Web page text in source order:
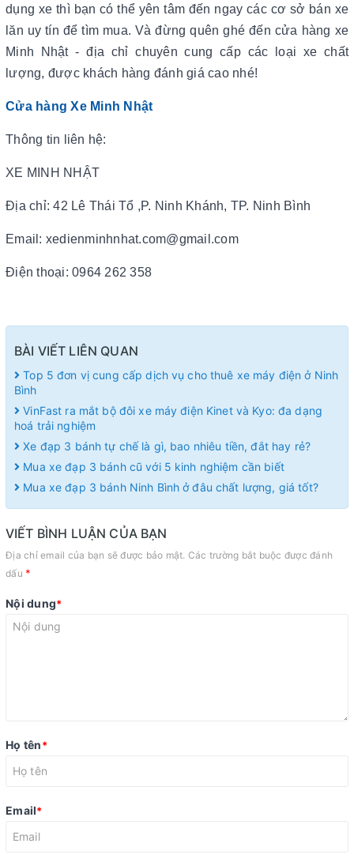
dụng xe thì bạn có thể yên tâm đến ngay các cơ sở bán xe
lăn uy tín để tìm mua. Và đừng quên ghé đến cửa hàng xe
Minh Nhật - địa chỉ chuyên cung cấp các loại xe chất
lượng, được khách hàng đánh giá cao nhé!
Cửa hàng Xe Minh Nhật
Thông tin liên hệ:
XE MINH NHẬT
Địa chỉ: 42 Lê Thái Tổ ,P. Ninh Khánh, TP. Ninh Bình
Email: xedienminhnhat.com@gmail.com
Điện thoại: 0964 262 358
BÀI VIẾT LIÊN QUAN
Top 5 đơn vị cung cấp dịch vụ cho thuê xe máy điện ở Ninh
Bình
VinFast ra mắt bộ đôi xe máy điện Kinet và Kyo: đa dạng
hoá trải nghiệm
Xe đạp 3 bánh tự chế là gì, bao nhiêu tiền, đắt hay rẻ?
Mua xe đạp 3 bánh cũ với 5 kinh nghiệm cần biết
Mua xe đạp 3 bánh Ninh Bình ở đâu chất lượng, giá tốt?
VIẾT BÌNH LUẬN CỦA BẠN
Địa chỉ email của bạn sẽ được bảo mật. Các trường bắt buộc được đánh
dấu *
Nội dung*
Họ tên*
Email*